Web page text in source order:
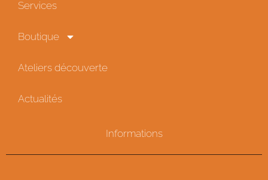
Services
Boutique
Ateliers découverte
Actualités
Informations